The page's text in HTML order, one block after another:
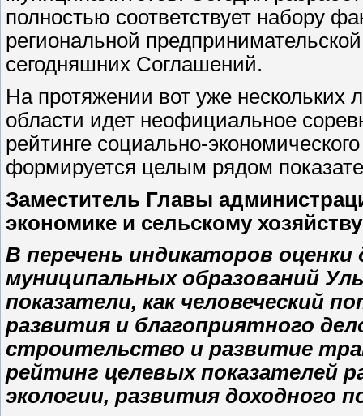
полностью соответствует набору
региональной
сегодняшних Соглашений.
На протяжении вот уже
области идет неофициальное
рейтинге социально-
формируется целым рядом
Заместитель Главы
экономике и сельскому
В перечень индикаторов
муниципальных образований
показатели, как человеческий
развития и благоприятного
строительство и развитие
рейтинг целевых показателей
экологии, развития доходного